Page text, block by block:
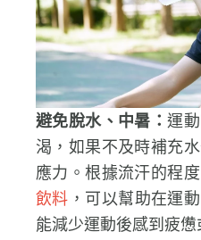
避免脫水、中暑：運
渴，如果不及時補充
應力。根據流汗的程
飲料，可以幫助在運